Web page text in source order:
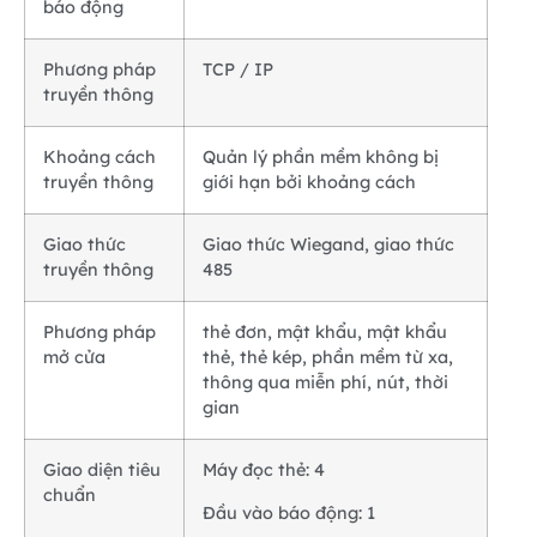
báo động
Phương pháp
truyền thông
TCP / IP
Khoảng cách
truyền thông
Quản lý phần mềm không bị
giới hạn bởi khoảng cách
Giao thức
truyền thông
Giao thức Wiegand, giao thức
485
Phương pháp
mở cửa
thẻ đơn, mật khẩu, mật khẩu
thẻ, thẻ kép, phần mềm từ xa,
thông qua miễn phí, nút, thời
gian
Giao diện tiêu
chuẩn
Máy đọc thẻ: 4
Đầu vào báo động: 1